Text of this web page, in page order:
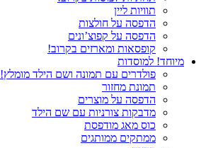
תוויות ליין
הדפסה על חולצות
הדפסה על קפוצ’ונים
קופסאות ומארזים בקרוב!
מיוחד! למוסדות
פולדרים עם תמונה ושם הילד מומלץ!
תמונת מחזור
הדפסה על מוצרים
מדבקות צורניות עם שם הילד
כוס מאג מודפסת
ממתקים ממותגים